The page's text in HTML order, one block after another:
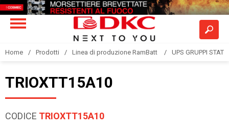
Home Prodotti Linea di produzione RamBatt UPS GRUPPI
TRIOXTT15A10
CODICE TRIOXTT15A10